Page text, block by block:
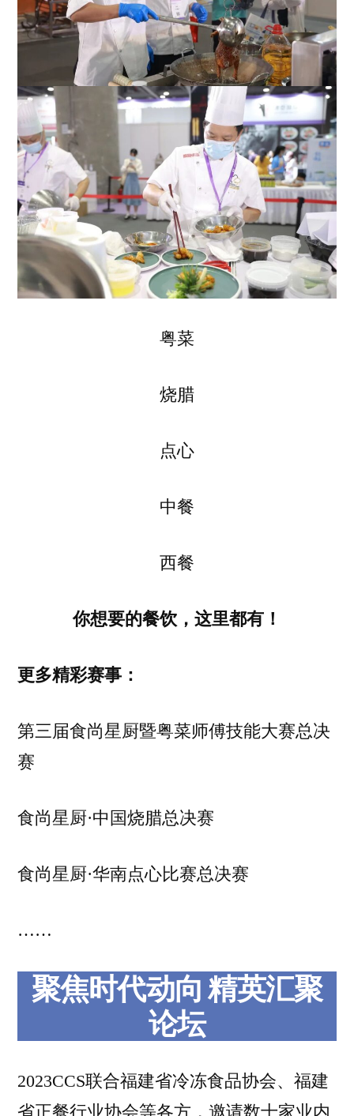
粤菜
烧腊
点心
中餐
西餐
你想要的餐饮，这里都有！
更多精彩赛事：
第三届食尚星厨暨粤菜师傅技能大赛总决
赛
食尚星厨·中国烧腊总决赛
食尚星厨·华南点心比赛总决赛
……
聚焦时代动向 精英汇聚
论坛
2023CCS联合福建省冷冻食品协会、福建